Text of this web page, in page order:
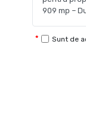
Sunt de